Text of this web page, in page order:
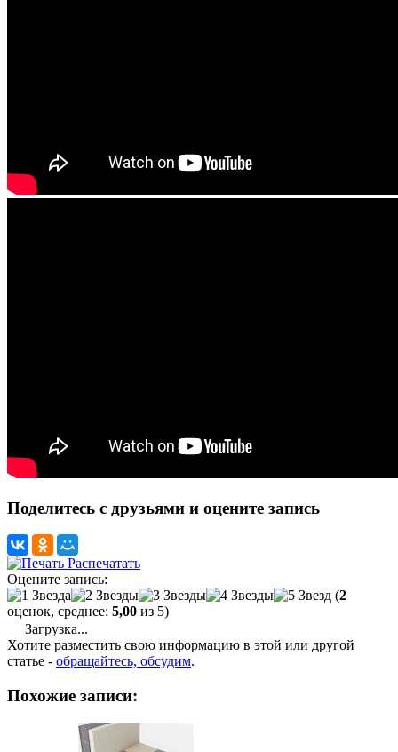
Поделитесь с друзьями и оцените запись
Распечатать
Оцените запись:
(2
оценок, среднее: 5,00 из 5)
Загрузка...
Хотите разместить свою информацию в этой или другой
статье - обращайтесь, обсудим.
Похожие записи: